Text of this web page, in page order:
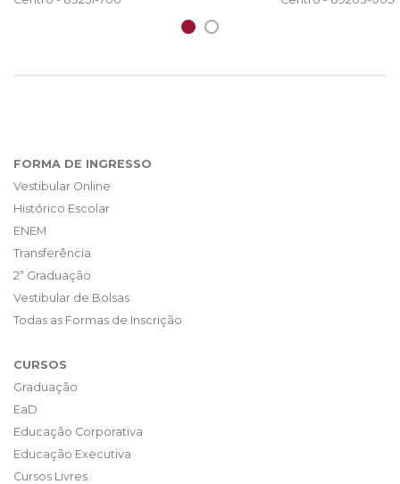
FORMA DE INGRESSO
Vestibular Online
Histórico Escolar
ENEM
Transferência
2ª Graduação
Vestibular de Bolsas
Todas as Formas de Inscrição
CURSOS
Graduação
EaD
Educação Corporativa
Educação Executiva
Cursos Livres